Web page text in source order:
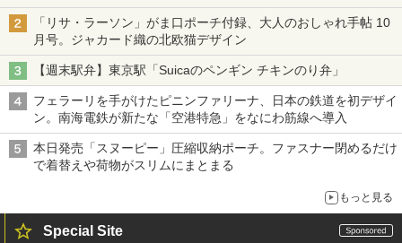
「リサ・ラーソン」がま口ポーチ付録、大人のおしゃれ手帖 10
月号。ジャカード織の北欧猫デザイン
【週末駅弁】東京駅「Suicaのペンギン チキンのり弁」
フェラーリを手がけたピニンファリーナ、日本の鉄道を初デザイ
ン。南海電鉄が新たな「空港特急」をなにわ筋線へ導入
本日発売「スヌーピー」圧縮収納ポーチ。ファスナー閉めるだけ
で着替えや荷物がスリムにまとまる
もっと見る
Special Site